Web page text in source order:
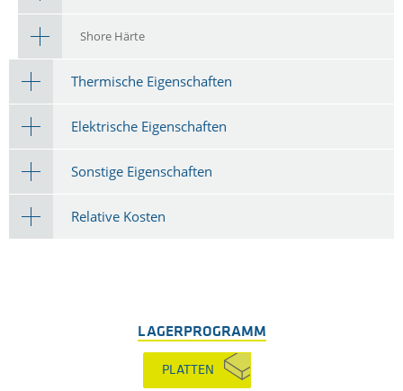
Shore Härte
Thermische Eigenschaften
Elektrische Eigenschaften
Sonstige Eigenschaften
Relative Kosten
LAGERPROGRAMM
PLATTEN